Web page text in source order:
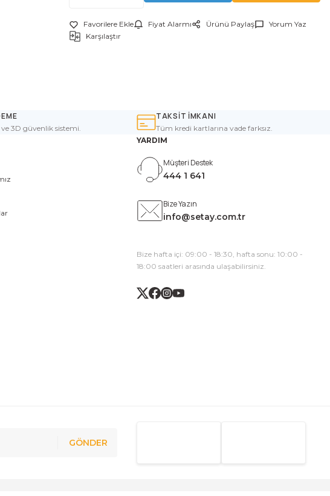
Fiyat Alarmı Ürünü Paylaş
Yorum Yaz
Karşılaştır
ve 3D güvenlik sistemi.
TAKSİT İMKANI
Tüm kredi kartlarına vade farksız.
YARDIM
Müşteri Destek
444 1 641
Bize Yazın
info@setay.com.tr
Bize hafta içi: 09:00 - 18:30, hafta sonu: 10:00 -
18:00 saatleri arasında ulaşabilirsiniz.
GÖNDER